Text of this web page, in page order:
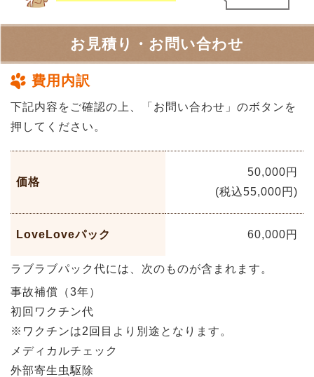
お見積り・お問い合わせ
費用内訳
下記内容をご確認の上、「お問い合わせ」のボタンを
押してください。
価格
50,000円
(税込55,000円)
LoveLoveパック 60,000円
ラブラブパック代には、次のものが含まれます。
事故補償（3年）
初回ワクチン代
※ワクチンは2回目より別途となります。
メディカルチェック
外部寄生虫駆除